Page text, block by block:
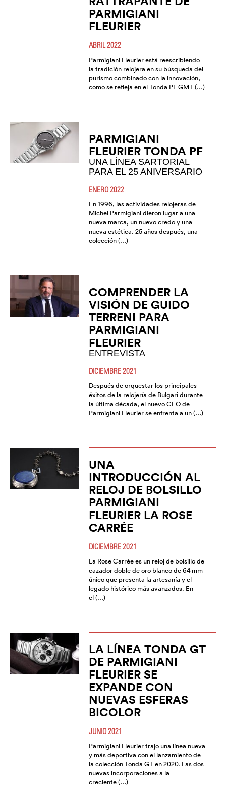
PARMIGIANI
FLEURIER
ABRIL 2022
Parmigiani Fleurier está reescribiendo
la tradición relojera en su búsqueda del
purismo combinado con la innovación,
como se refleja en el Tonda PF GMT (…)
PARMIGIANI
FLEURIER TONDA PF
UNA LÍNEA SARTORIAL
PARA EL 25 ANIVERSARIO
ENERO 2022
En 1996, las actividades relojeras de
Michel Parmigiani dieron lugar a una
nueva marca, un nuevo credo y una
nueva estética. 25 años después, una
colección (…)
COMPRENDER LA
VISIÓN DE GUIDO
TERRENI PARA
PARMIGIANI
FLEURIER
ENTREVISTA
DICIEMBRE 2021
Después de orquestar los principales
éxitos de la relojería de Bulgari durante
la última década, el nuevo CEO de
Parmigiani Fleurier se enfrenta a un (…)
UNA
INTRODUCCIÓN AL
RELOJ DE BOLSILLO
PARMIGIANI
FLEURIER LA ROSE
CARRÉE
DICIEMBRE 2021
La Rose Carrée es un reloj de bolsillo de
cazador doble de oro blanco de 64 mm
único que presenta la artesanía y el
legado histórico más avanzados. En
el (…)
LA LÍNEA TONDA GT
DE PARMIGIANI
FLEURIER SE
EXPANDE CON
NUEVAS ESFERAS
BICOLOR
JUNIO 2021
Parmigiani Fleurier trajo una línea nueva
y más deportiva con el lanzamiento de
la colección Tonda GT en 2020. Las dos
nuevas incorporaciones a la
creciente (…)